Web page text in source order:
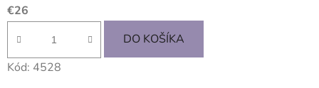
€26
DO KOŠÍKA
Kód: 4528